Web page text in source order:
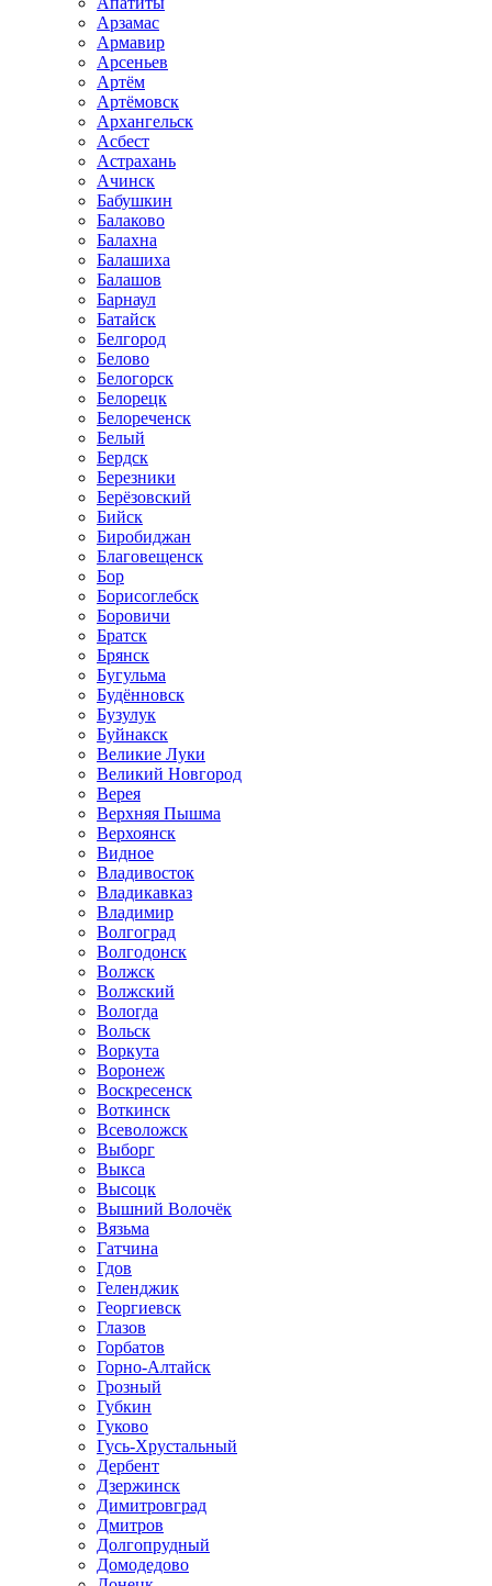
Арзамас
Армавир
Арсеньев
Артём
Артёмовск
Архангельск
Асбест
Астрахань
Ачинск
Бабушкин
Балаково
Балахна
Балашиха
Балашов
Барнаул
Батайск
Белгород
Белово
Белогорск
Белорецк
Белореченск
Белый
Бердск
Березники
Берёзовский
Бийск
Биробиджан
Благовещенск
Бор
Борисоглебск
Боровичи
Братск
Брянск
Бугульма
Будённовск
Бузулук
Буйнакск
Великие Луки
Великий Новгород
Верея
Верхняя Пышма
Верхоянск
Видное
Владивосток
Владикавказ
Владимир
Волгоград
Волгодонск
Волжск
Волжский
Вологда
Вольск
Воркута
Воронеж
Воскресенск
Воткинск
Всеволожск
Выборг
Выкса
Высоцк
Вышний Волочёк
Вязьма
Гатчина
Гдов
Геленджик
Георгиевск
Глазов
Горбатов
Горно-Алтайск
Грозный
Губкин
Гуково
Гусь-Хрустальный
Дербент
Дзержинск
Димитровград
Дмитров
Долгопрудный
Домодедово